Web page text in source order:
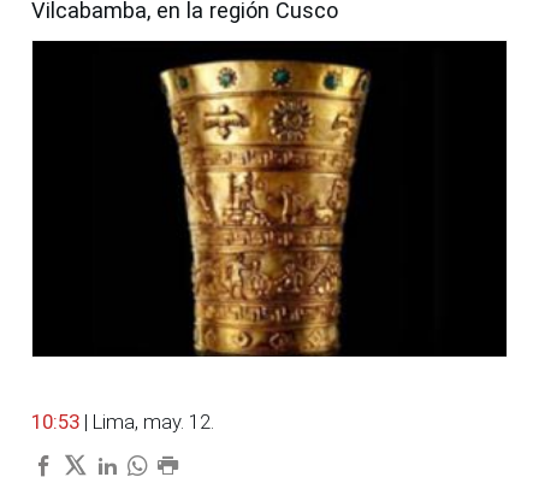
Vilcabamba, en la región Cusco
10:53 | Lima, may. 12.